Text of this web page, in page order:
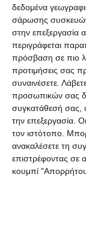
δεδομένα
σάρωσης συσκευών.
στην επεξεργασία
περιγράφεται
πρόσβαση σε πιο
προτιμήσεις σας
συναινέσετε.
προσωπικών σας
συγκατάθεσή σας,
την επεξεργασία.
τον ιστότοπο.
ανακαλέσετε τη
επιστρέφοντας σε
κουμπί